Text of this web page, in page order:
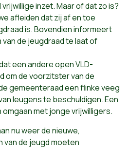
inzet. Maar of dat zo is?
afleiden dat zij af en toe
is. Bovendien informeert
de jeugdraad te laat of
een andere open VLD-
om de voorzitster van de
gemeenteraad een flinke veeg
leugens te beschuldigen. Een
omgaan met jonge vrijwilligers.
nu weer de nieuwe,
de jeugd moeten